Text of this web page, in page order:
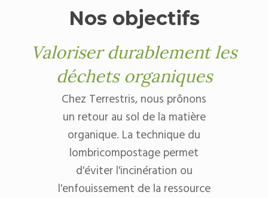
Nos objectifs
Valoriser durablement les
déchets organiques
Chez Terrestris, nous prônons
un retour au sol de la matière
organique. La technique du
lombricompostage permet
d'éviter l'incinération ou
l'enfouissement de la ressource